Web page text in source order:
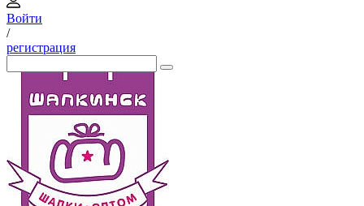
Войти
/
регистрация